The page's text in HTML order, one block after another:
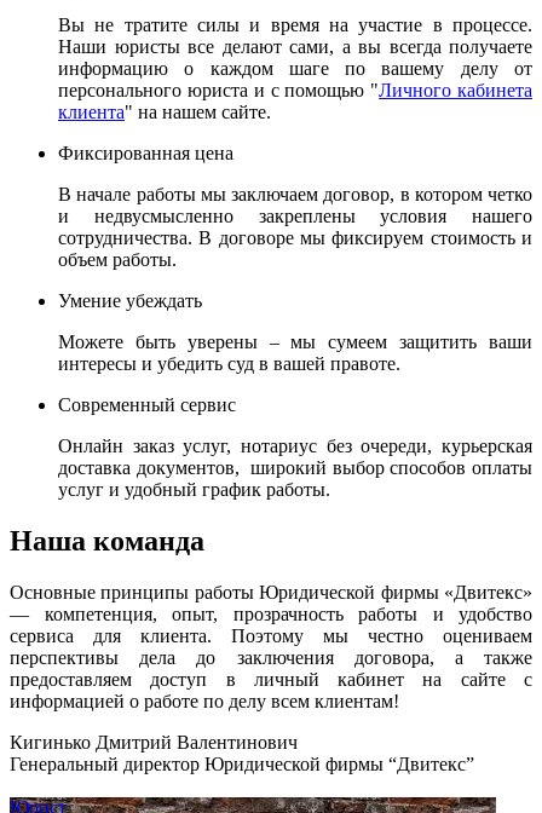
Вы не тратите силы и время на участие в процессе.
Наши юристы все делают сами, а вы всегда получаете
информацию о каждом шаге по вашему делу от
персонального юриста и с помощью "Личного кабинета
клиента" на нашем сайте.
Фиксированная цена
В начале работы мы заключаем договор, в котором четко
и недвусмысленно закреплены условия нашего
сотрудничества. В договоре мы фиксируем стоимость и
объем работы.
Умение убеждать
Можете быть уверены – мы сумеем защитить ваши
интересы и убедить суд в вашей правоте.
Современный сервис
Онлайн заказ услуг, нотариус без очереди, курьерская
доставка документов, широкий выбор способов оплаты
услуг и удобный график работы.
Наша команда
Основные принципы работы Юридической фирмы «Двитекс»
— компетенция, опыт, прозрачность работы и удобство
сервиса для клиента. Поэтому мы честно оцениваем
перспективы дела до заключения договора, а также
предоставляем доступ в личный кабинет на сайте с
информацией о работе по делу всем клиентам!
Кигинько Дмитрий Валентинович
Генеральный директор Юридической фирмы “Двитекс”
Юрист